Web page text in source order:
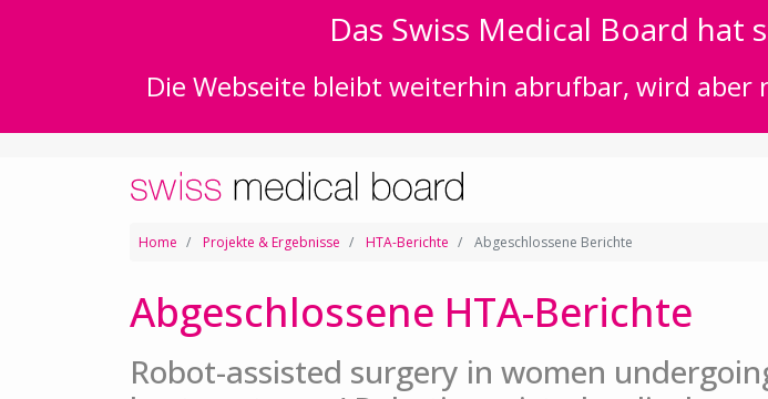
Das Swiss Medical Board
Die Webseite bleibt weiterhin abrufbar, wird
Home Projekte & Ergebnisse HTA-Berichte Abgeschlossene Berichte
Abgeschlossene HTA-Berichte
Robot-assisted surgery in women